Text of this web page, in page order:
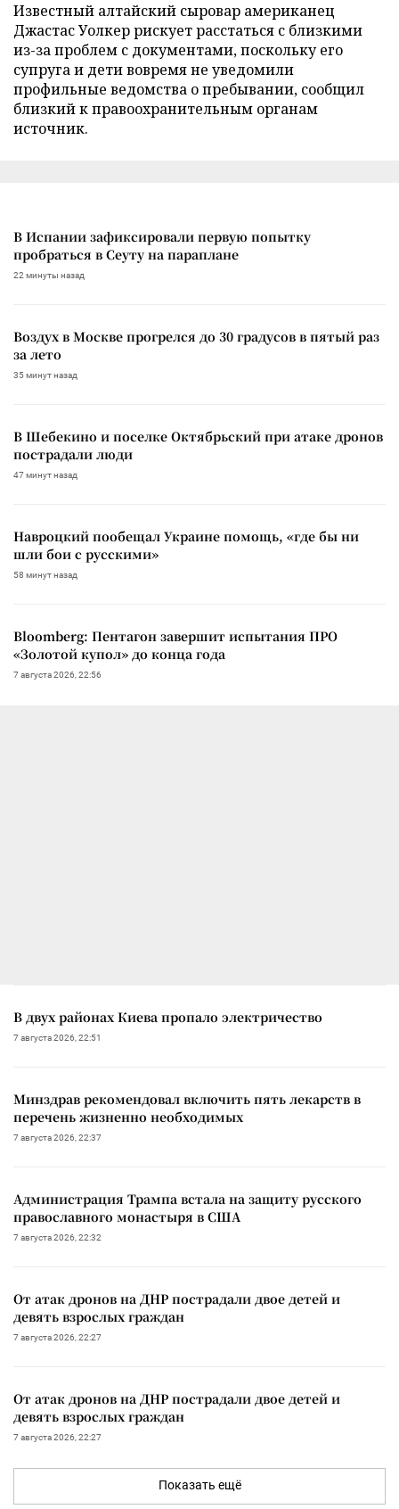
Известный алтайский сыровар американец
Джастас Уолкер рискует расстаться с близкими
из-за проблем с документами, поскольку его
супруга и дети вовремя не уведомили
профильные ведомства о пребывании, сообщил
близкий к правоохранительным органам
источник.
В Испании зафиксировали первую попытку
пробраться в Сеуту на параплане
22 минуты назад
Воздух в Москве прогрелся до 30 градусов в пятый раз
за лето
35 минут назад
В Шебекино и поселке Октябрьский при атаке дронов
пострадали люди
47 минут назад
Навроцкий пообещал Украине помощь, «где бы ни
шли бои с русскими»
58 минут назад
Bloomberg: Пентагон завершит испытания ПРО
«Золотой купол» до конца года
7 августа 2026, 22:56
В двух районах Киева пропало электричество
7 августа 2026, 22:51
Минздрав рекомендовал включить пять лекарств в
перечень жизненно необходимых
7 августа 2026, 22:37
Администрация Трампа встала на защиту русского
православного монастыря в США
7 августа 2026, 22:32
От атак дронов на ДНР пострадали двое детей и
девять взрослых граждан
7 августа 2026, 22:27
От атак дронов на ДНР пострадали двое детей и
девять взрослых граждан
7 августа 2026, 22:27
Показать ещё